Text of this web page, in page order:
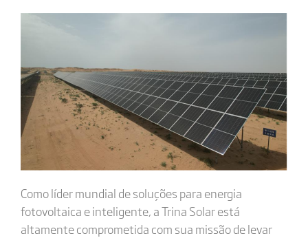
Como líder mundial de soluções para energia
fotovoltaica e inteligente, a Trina Solar está
altamente comprometida com sua missão de levar